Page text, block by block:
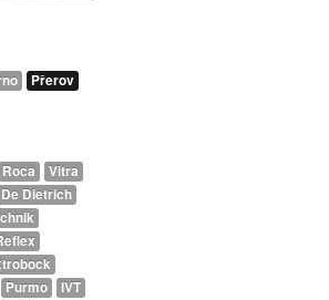
Přerov
Roca
Vitra
De Dietrich
Purmo
IVT